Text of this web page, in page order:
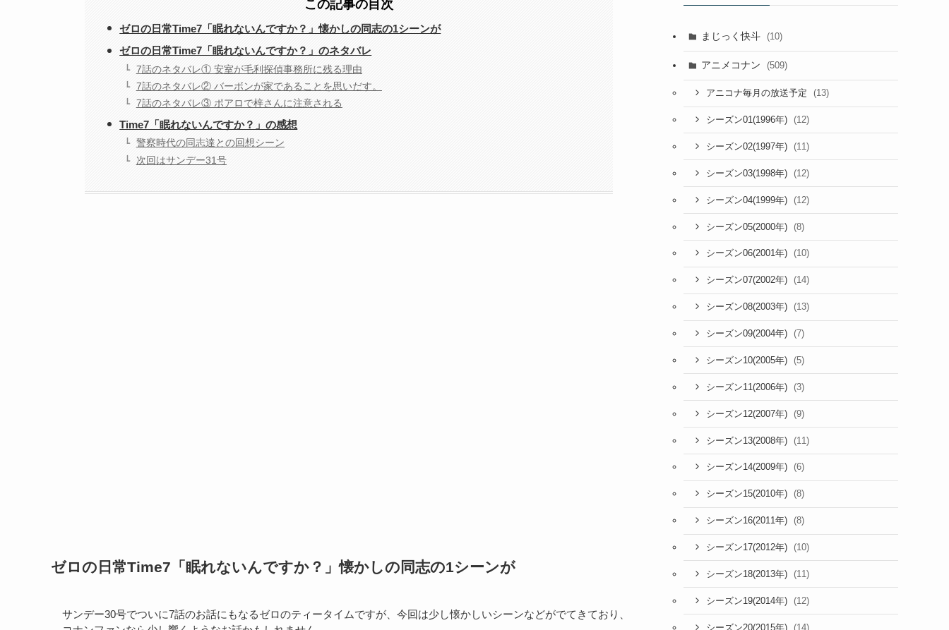
この記事の目次
ゼロの日常Time7「眠れないんですか？」懐かしの同志の1シーンが
ゼロの日常Time7「眠れないんですか？」のネタバレ
7話のネタバレ① 安室が毛利探偵事務所に残る理由
7話のネタバレ② バーボンが家であることを思いだす。
7話のネタバレ③ ポアロで梓さんに注意される
Time7「眠れないんですか？」の感想
警察時代の同志達との回想シーン
次回はサンデー31号
ゼロの日常Time7「眠れないんですか？」懐かしの同志の1シーンが
サンデー30号でついに7話のお話にもなるゼロのティータイムですが、今回は少し懐かしいシーンなどがでてきており、
まじっく快斗 (10)
アニメコナン (509)
アニコナ毎月の放送予定 (13)
シーズン01(1996年) (12)
シーズン02(1997年) (11)
シーズン03(1998年) (12)
シーズン04(1999年) (12)
シーズン05(2000年) (8)
シーズン06(2001年) (10)
シーズン07(2002年) (14)
シーズン08(2003年) (13)
シーズン09(2004年) (7)
シーズン10(2005年) (5)
シーズン11(2006年) (3)
シーズン12(2007年) (9)
シーズン13(2008年) (11)
シーズン14(2009年) (6)
シーズン15(2010年) (8)
シーズン16(2011年) (8)
シーズン17(2012年) (10)
シーズン18(2013年) (11)
シーズン19(2014年) (12)
シーズン20(2015年) (14)